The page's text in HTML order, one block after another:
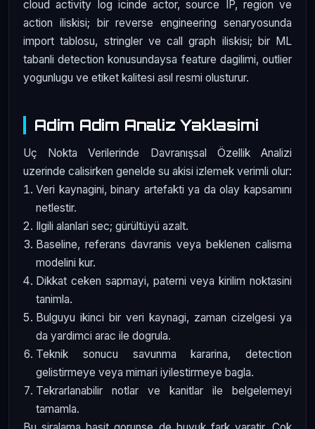
cloud activity log icinde actor, source IP, region ve
action iliskisi; bir reverse engineering senaryosunda
import tablosu, stringler ve call graph iliskisi; bir ML
tabanli detection konusundaysa feature dagilimi, outlier
yogunlugu ve etiket kalitesi asıl resmi olusturur.
Adim Adim Analiz Yaklasimi
Uç Nokta Verilerinde Davranışsal Özellik Analizi
uzerinde calisirken genelde su akisi izlemek verimli olur:
Veri kaynagini, binary artefakti ya da olay kapsamını
netlestir.
Ilgili alanlari sec; gürültüyü azalt.
Baseline, referans davranis veya beklenen calisma
modelini kur.
Dikkat ceken sapmayi, paterni veya kirilim noktasini
tanimla.
Bulguyu ikinci bir veri kaynagi, zaman cizelgesi ya
da yardimci arac ile dogrula.
Teknik sonucu savunma kararina, detection
gelistirmeye veya mimari iyilestirmeye bagla.
Tekrarlanabilir notlar ve kanitlar ile belgelemeyi
tamamla.